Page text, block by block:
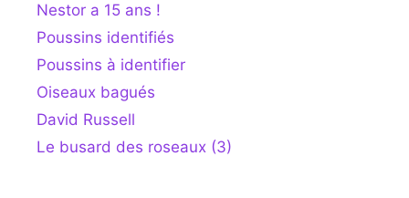
Nestor a 15 ans !
Poussins identifiés
Poussins à identifier
Oiseaux bagués
David Russell
Le busard des roseaux (3)